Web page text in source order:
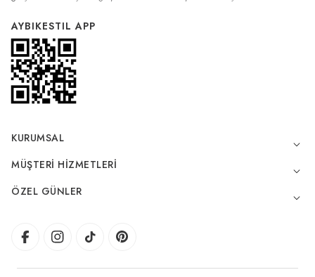
AYBIKESTIL APP
KURUMSAL
MÜŞTERI HIZMETLERI
ÖZEL GÜNLER